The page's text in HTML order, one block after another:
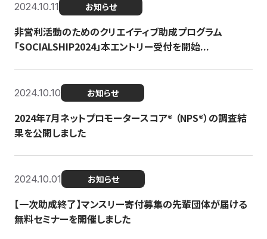
2024.10.11 お知らせ
非営利活動のためのクリエイティブ助成プログラム
「SOCIALSHIP2024」本エントリー受付を開始...
2024.10.10 お知らせ
2024年7月ネットプロモータースコア®︎ （NPS®︎）の調査結
果を公開しました
2024.10.01 お知らせ
【一次助成終了】マンスリー寄付募集の先輩団体が届ける
無料セミナーを開催しました